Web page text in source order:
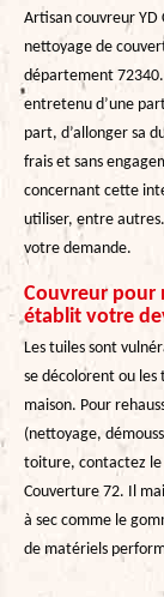
Artisan couvreur YD
nettoyage de
département
entretenu d’une
part, d’allonger sa
frais et sans
concernant cette
utiliser, entre
votre demande.
Couvreur pour
établit votre
Les tuiles sont
se décolorent ou les
maison. Pour
(nettoyage,
toiture, contactez le
Couverture 72. Il
à sec comme le
de matériels